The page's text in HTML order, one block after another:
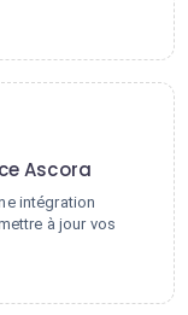
Ascora
intégration
à jour vos